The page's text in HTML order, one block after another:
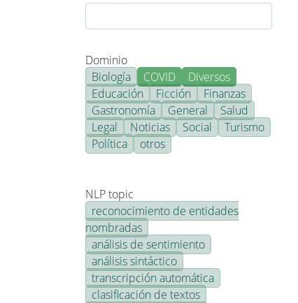
Dominio
Biología
COVID
Diversos
Educación
Ficción
Finanzas
Gastronomía
General
Salud
Legal
Noticias Social
Turismo
Política
otros
NLP topic
reconocimiento de entidades
nombradas
análisis de sentimiento
análisis sintáctico
transcripción automática
clasificación de textos